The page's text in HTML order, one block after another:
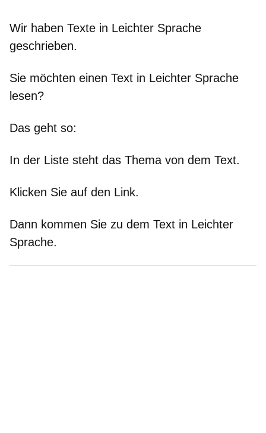
Wir haben Texte in Leichter Sprache
geschrieben.
Sie möchten einen Text in Leichter Sprache
lesen?
Das geht so:
In der Liste steht das Thema von dem Text.
Klicken Sie auf den Link.
Dann kommen Sie zu dem Text in Leichter
Sprache.